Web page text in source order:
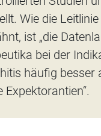
Wie die Leitlinie
ist „die
bei der
häufig besser